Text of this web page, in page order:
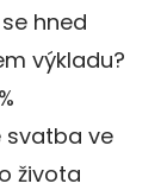
hned
výkladu?
ve
života